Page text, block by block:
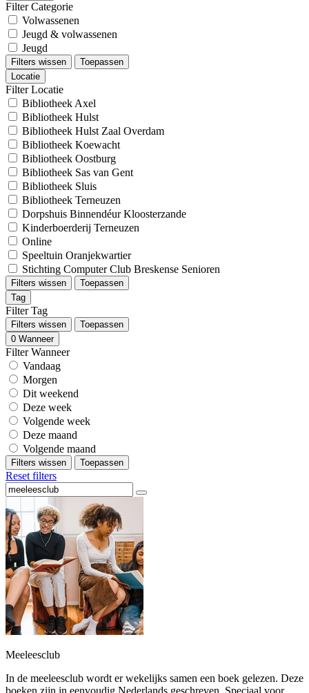
Filter Categorie
Volwassenen
Jeugd & volwassenen
Jeugd
Filters wissen
Toepassen
Locatie
Filter Locatie
Bibliotheek Axel
Bibliotheek Hulst
Bibliotheek Hulst Zaal Overdam
Bibliotheek Koewacht
Bibliotheek Oostburg
Bibliotheek Sas van Gent
Bibliotheek Sluis
Bibliotheek Terneuzen
Dorpshuis Binnendéur Kloosterzande
Kinderboerderij Terneuzen
Online
Speeltuin Oranjekwartier
Stichting Computer Club Breskense Senioren
Filters wissen
Toepassen
Tag
Filter Tag
Filters wissen
Toepassen
0 Wanneer
Filter Wanneer
Vandaag
Morgen
Dit weekend
Deze week
Volgende week
Deze maand
Volgende maand
Filters wissen Toepassen
Reset filters
Meeleesclub
In de meeleesclub wordt er wekelijks samen een boek gelezen. Deze
boeken zijn in eenvoudig Nederlands geschreven. Speciaal voor